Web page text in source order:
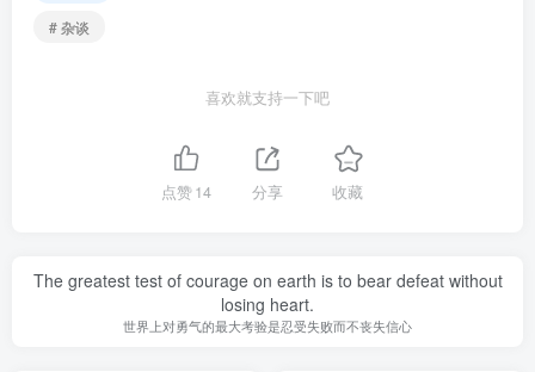
# 杂谈
喜欢就支持一下吧
点赞14 分享 收藏
The greatest test of courage on earth is to bear defeat without
losing heart.
世界上对勇气的最大考验是忍受失败而不丧失信心